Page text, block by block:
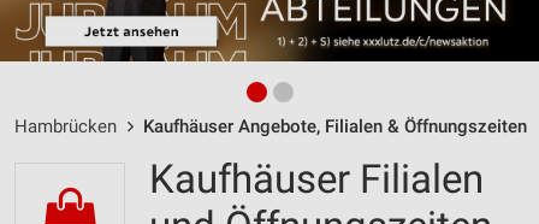
Hambrücken Kaufhäuser Angebote, Filialen & Öffnungszeiten
Kaufhäuser Filialen